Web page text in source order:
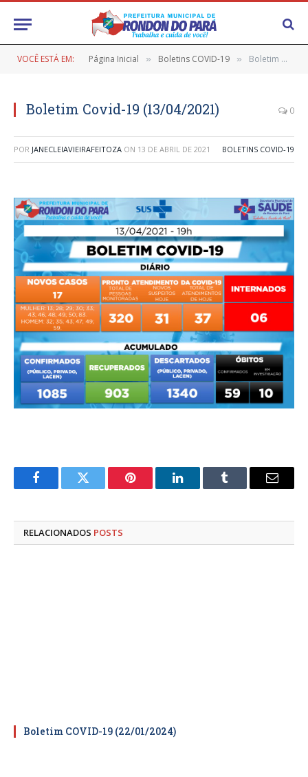
VOCÊ ESTÁ EM: Página Inicial » Boletins COVID-19 » Boletim Covid-19 (13/04/2021)
Boletim Covid-19 (13/04/2021) 0
POR JANECLEIAVIEIRAFEITOZA ON 13 DE ABRIL DE 2021 BOLETINS COVID-19
FacebookTwitter Pinterest LinkedInTumblr
E-
RELACIONADOS POSTS
Boletim COVID-19 (22/01/2024)